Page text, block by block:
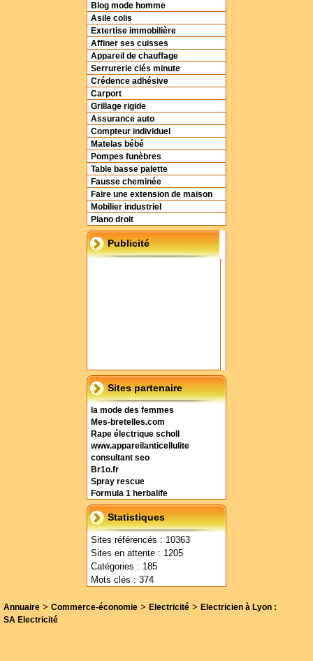
Blog mode homme
Asile colis
Extertise immobilière
Affiner ses cuisses
Appareil de chauffage
Serrurerie clés minute
Crédence adhésive
Carport
Grillage rigide
Assurance auto
Compteur individuel
Matelas bébé
Pompes funèbres
Table basse palette
Fausse cheminée
Faire une extension de maison
Mobilier industriel
Piano droit
Publicité
Sites partenaire
la mode des femmes
Mes-bretelles.com
Rape électrique scholl
www.appareilanticellulite
consultant seo
Br1o.fr
Spray rescue
Formula 1 herbalife
Statistiques
Sites référencés : 10363
Sites en attente : 1205
Catégories : 185
Mots clés : 374
Annuaire > Commerce-économie > Electricité > Electricien à Lyon :
SA Electricité